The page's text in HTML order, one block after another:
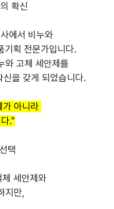
확신
에서 비누와
기획 전문가입니다.
와 고체 세안제를
을 갖게 되었습니다.
가 아니라
."
택
세안제와
지만,